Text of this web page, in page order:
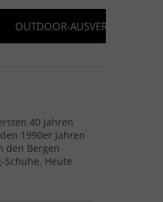
OUTDOOR-AUSVERKAUF
40 Jahren
1990er Jahren
den Bergen
Heute